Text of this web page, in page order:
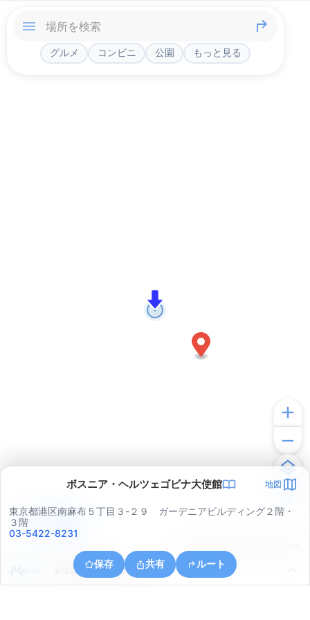
グルメ コンビニ 公園 もっと見る
ボスニア・ヘルツェゴビナ大使館 地図
東京都港区南麻布５丁目３-２９ ガーデニアビルディング２階・
３階
03-5422-8231
保存 共有 ルート
東京都港区西麻布４丁目１８
アプリで見る